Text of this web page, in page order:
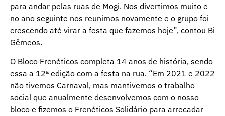
para andar pelas ruas de Mogi. Nos divertimos muito e
no ano seguinte nos reunimos novamente e o grupo foi
crescendo até virar a festa que fazemos hoje”, contou Bi
Gêmeos.
O Bloco Frenéticos completa 14 anos de história, sendo
essa a 12ª edição com a festa na rua. “Em 2021 e 2022
não tivemos Carnaval, mas mantivemos o trabalho
social que anualmente desenvolvemos com o nosso
bloco e fizemos o Frenéticos Solidário para arrecadar